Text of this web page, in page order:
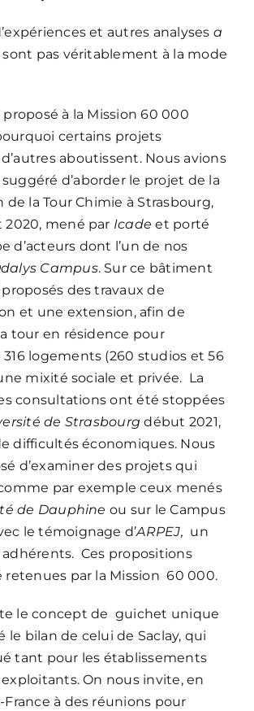
et autres analyses a
pas véritablement à la mode
proposé à la Mission 60 000
certains projets
aboutissent. Nous avions
d’aborder le projet de la
la Tour Chimie à Strasbourg,
2020, mené par Icade et porté
d’acteurs dont l’un de nos
Campus. Sur ce bâtiment
des travaux de
et une extension, afin de
tour en résidence pour
logements (260 studios et 56
mixité sociale et privée. La
consultations ont été stoppées
de Strasbourg début 2021,
difficultés économiques. Nous
d’examiner des projets qui
par exemple ceux menés
de Dauphine ou sur le Campus
le témoignage d’ARPEJ, un
Ces propositions
retenues par la Mission 60 000.
le concept de guichet unique
le bilan de celui de Saclay, qui
tant pour les établissements
On nous invite, en
à des réunions pour